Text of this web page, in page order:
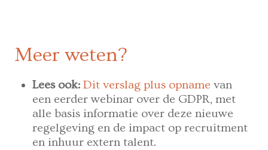
Meer weten?
Lees ook: Dit verslag plus opname van
een eerder webinar over de GDPR, met
alle basis informatie over deze nieuwe
regelgeving en de impact op recruitment
en inhuur extern talent.